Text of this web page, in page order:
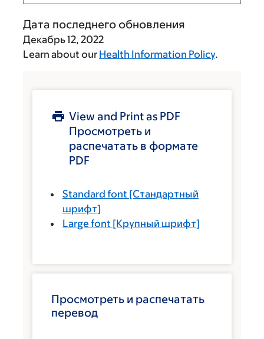
Дата последнего обновления
Декабрь 12, 2022
Learn about our Health Information Policy.
View and Print as PDF
Просмотреть и
распечатать в формате
PDF
Standard font [Стандартный
шрифт]
Large font [Крупный шрифт]
Просмотреть и распечатать
перевод